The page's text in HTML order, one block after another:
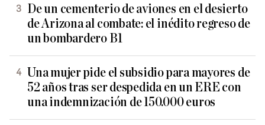
De un cementerio de aviones en el desierto
de Arizona al combate: el inédito regreso de
un bombardero B1
Una mujer pide el subsidio para mayores de
52 años tras ser despedida en un ERE con
una indemnización de 150.000 euros